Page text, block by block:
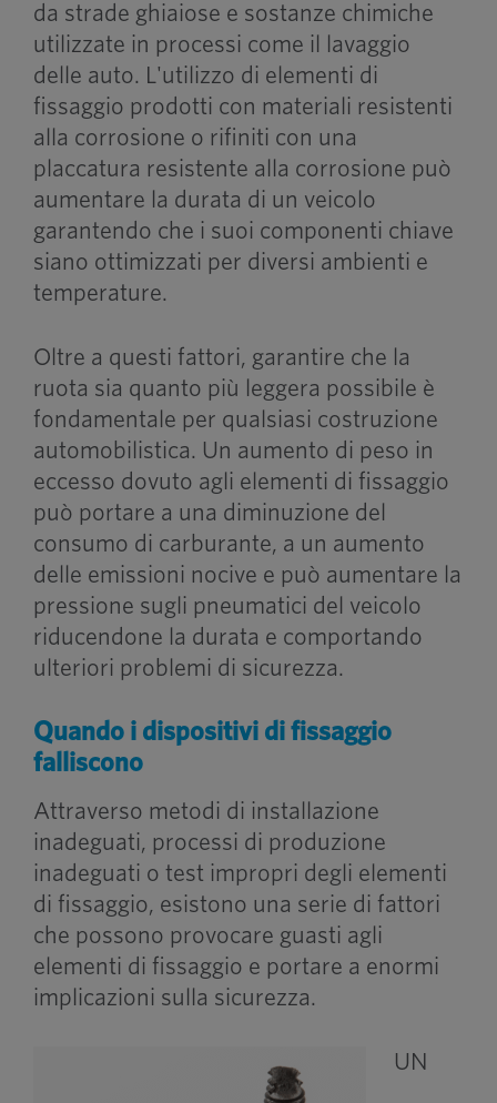
da strade ghiaiose e sostanze chimiche
utilizzate in processi come il lavaggio
delle auto. L'utilizzo di elementi di
fissaggio prodotti con materiali resistenti
alla corrosione o rifiniti con una
placcatura resistente alla corrosione può
aumentare la durata di un veicolo
garantendo che i suoi componenti chiave
siano ottimizzati per diversi ambienti e
temperature.
Oltre a questi fattori, garantire che la
ruota sia quanto più leggera possibile è
fondamentale per qualsiasi costruzione
automobilistica. Un aumento di peso in
eccesso dovuto agli elementi di fissaggio
può portare a una diminuzione del
consumo di carburante, a un aumento
delle emissioni nocive e può aumentare la
pressione sugli pneumatici del veicolo
riducendone la durata e comportando
ulteriori problemi di sicurezza.
Quando i dispositivi di fissaggio
falliscono
Attraverso metodi di installazione
inadeguati, processi di produzione
inadeguati o test impropri degli elementi
di fissaggio, esistono una serie di fattori
che possono provocare guasti agli
elementi di fissaggio e portare a enormi
implicazioni sulla sicurezza.
UN